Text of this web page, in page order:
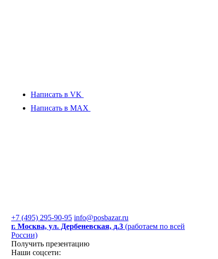
Написать в VK
Написать в MAX
+7 (495) 295-90-95 info@posbazar.ru
г. Москва, ул. Дербеневская, д.3 (работаем по всей
России)
Получить презентацию
Наши соцсети: